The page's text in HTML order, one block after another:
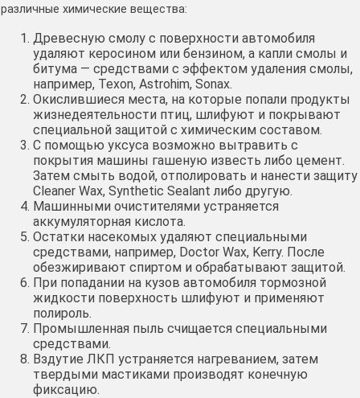
различные химические вещества:
Древесную смолу с поверхности автомобиля
удаляют керосином или бензином, а капли смолы и
битума — средствами с эффектом удаления смолы,
например, Texon, Astrohim, Sonax.
Окислившиеся места, на которые попали продукты
жизнедеятельности птиц, шлифуют и покрывают
специальной защитой с химическим составом.
С помощью уксуса возможно вытравить с
покрытия машины гашеную известь либо цемент.
Затем смыть водой, отполировать и нанести защиту
Cleaner Wax, Synthetic Sealant либо другую.
Машинными очистителями устраняется
аккумуляторная кислота.
Остатки насекомых удаляют специальными
средствами, например, Doctor Wax, Kerry. После
обезжиривают спиртом и обрабатывают защитой.
При попадании на кузов автомобиля тормозной
жидкости поверхность шлифуют и применяют
полироль.
Промышленная пыль счищается специальными
средствами.
Вздутие ЛКП устраняется нагреванием, затем
твердыми мастиками производят конечную
фиксацию.